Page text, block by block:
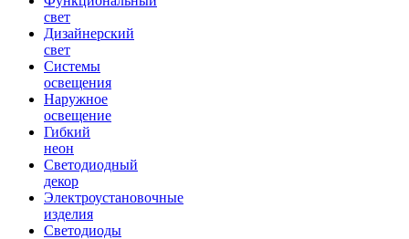
свет
Дизайнерский
свет
Системы
освещения
Наружное
освещение
Гибкий
неон
Светодиодный
декор
Электроустановочные
изделия
Светодиоды